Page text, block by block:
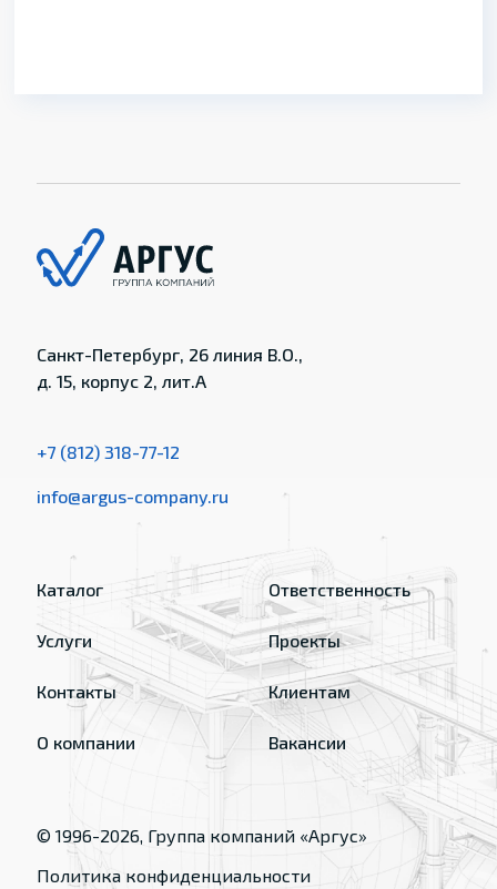
Санкт-Петербург, 26 линия В.О.,
д. 15, корпус 2, лит.А
+7 (812) 318-77-12
info@argus-company.ru
Каталог
Услуги
Контакты
О компании
Ответственность
Проекты
Клиентам
Вакансии
© 1996-2026, Группа компаний «Аргус»
Политика конфиденциальности